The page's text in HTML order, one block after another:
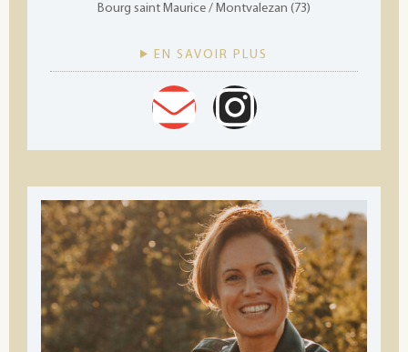
Bourg saint Maurice / Montvalezan (73)
EN SAVOIR PLUS